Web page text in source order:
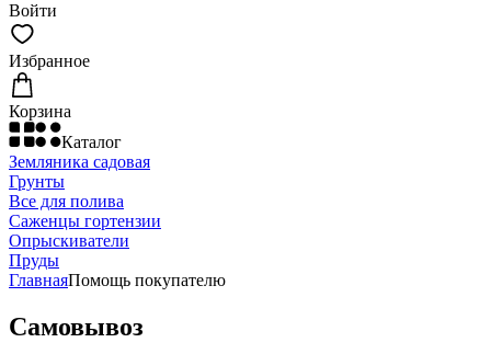
Войти
Избранное
Корзина
Каталог
Земляника садовая
Грунты
Все для полива
Саженцы гортензии
Опрыскиватели
Пруды
ГлавнаяПомощь покупателю
Самовывоз